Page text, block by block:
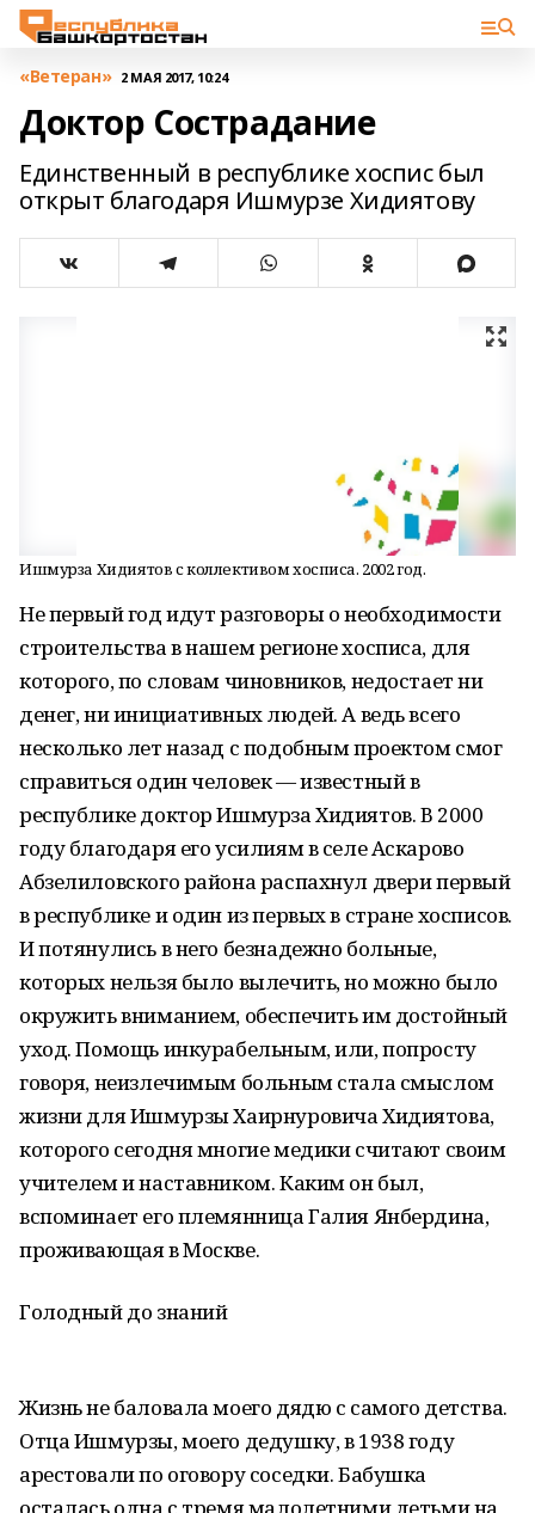
«Ветеран» 2 МАЯ 2017, 10:24
Доктор Сострадание
Единственный в республике хоспис был
открыт благодаря Ишмурзе Хидиятову
Ишмурза Хидиятов с коллективом хосписа. 2002 год.
Не первый год идут разговоры о необходимости
строительства в нашем регионе хосписа, для
которого, по словам чиновников, недостает ни
денег, ни инициативных людей. А ведь всего
несколько лет назад с подобным проектом смог
справиться один человек — известный в
республике доктор Ишмурза Хидиятов. В 2000
году благодаря его усилиям в селе Аскарово
Абзелиловского района распахнул двери первый
в республике и один из первых в стране хосписов.
И потянулись в него безнадежно больные,
которых нельзя было вылечить, но можно было
окружить вниманием, обеспечить им достойный
уход. Помощь инкурабельным, или, попросту
говоря, неизлечимым больным стала смыслом
жизни для Ишмурзы Хаирнуровича Хидиятова,
которого сегодня многие медики считают своим
учителем и наставником. Каким он был,
вспоминает его племянница Галия Янбердина,
проживающая в Москве.
Голодный до знаний
Жизнь не баловала моего дядю с самого детства.
Отца Ишмурзы, моего дедушку, в 1938 году
арестовали по оговору соседки. Бабушка